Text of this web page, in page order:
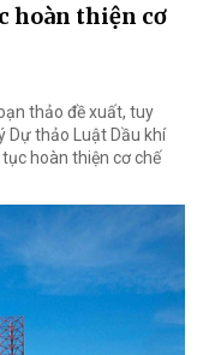
hoàn thiện cơ
thảo đề xuất, tuy
Dự thảo Luật Dầu khí
hoàn thiện cơ chế